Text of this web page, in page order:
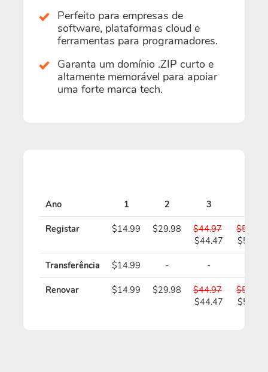
Perfeito para empresas de
software, plataformas cloud e
ferramentas para programadores.
Garanta um domínio .ZIP curto e
altamente memorável para apoiar
uma forte marca tech.
Ano 1 2 3
Registar $14.99 $29.98
$44.97
$44.47
$59.96
$58.96
Transferência $14.99 - -
Renovar $14.99 $29.98
$44.97
$44.47
$59.96
$58.96